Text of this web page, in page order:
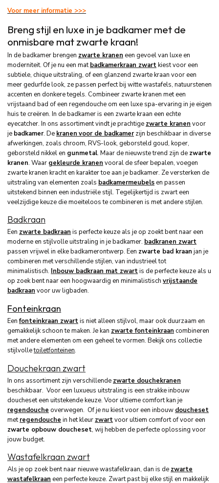
Voor meer informatie >>>
Breng stijl en luxe in je badkamer met de
onmisbare mat zwarte kraan!
In de badkamer brengen zwarte kranen een gevoel van luxe en
moderniteit. Of je nu een matbadkamerkraan zwartkiest voor een
subtiele, chique uitstraling, of een glanzend zwarte kraan voor een
meer gedurfde look, ze passen perfect bij witte wastafels, natuurstenen
accenten en donkere tegels. Combineer zwarte kranen met een
vrijstaand bad of een regendouche om een luxe spa-ervaring in je eigen
huis te creëren. In de badkamer is een zwarte kraan een echte
eyecatcher. In ons assortiment vindt je prachtige zwarte kranen voor
je badkamer. De kranen voor de badkamerzijn beschikbaar in diverse
afwerkingen, zoals chroom, RVS-look, geborsteld goud, koper,
geborsteld nikkel en gunmetal. Maar de nieuwste trend zijn de zwarte
kranen. Waar gekleurde kranen vooral de sfeer bepalen, voegen
zwarte kranen kracht en karakter toe aan je badkamer. Ze versterken de
uitstraling van elementen zoals badkamermeubelsen passen
uitstekend binnen een industriële stijl. Tegelijkertijd is zwart een
veelzijdige keuze die moeiteloos te combineren is met andere stijlen.
Badkraan
Een zwarte badkraan is perfecte keuze als je op zoekt bent naar een
moderne en stijlvolle uitstraling in je badkamer. badkranen zwart
passen vrijwel in elke badkamerontwerp. Een zwarte bad kraan jan je
combineren met verschillende stijlen, van industrieel tot
minimalistisch. Inbouw badkraan mat zwartis de perfecte keuze als u
op zoek bent naar een hoogwaardig en minimalistisch vrijstaande
badkraan voor uw ligbaden.
Fonteinkraan
Eenfonteinkraan zwartis niet alleen stijlvol, maar ook duurzaam en
gemakkelijk schoon te maken. Je kan zwarte fonteinkraan combineren
met andere elementen om een geheel te vormen. Bekijk ons collectie
stijlvolletoiletfonteinen.
Douchekraan zwart
In ons assortiment zijn verschillende zwarte douchekranen
beschikbaar. Voor een luxueus uitstraling is een strakke inbouw
doucheset een uitstekende keuze. Voor ultieme comfort kan je
regendouche overwegen. Of je nu kiest voor een inbouw doucheset
metregendouche in het kleur zwartvoor ultiem comfort of voor een
zwarte opbouw doucheset, wij hebben de perfecte oplossing voor
jouw budget.
Wastafelkraan zwart
Als je op zoek bent naar nieuwe wastafelkraan, dan is de zwarte
wastafelkraan een perfecte keuze. Zwart past bij elke stijl en makkelijk